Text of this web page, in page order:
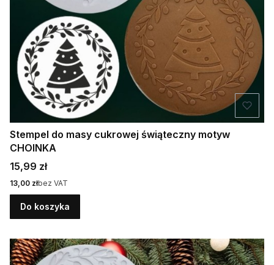
Stempel do masy cukrowej świąteczny motyw
CHOINKA
Cena
15,99 zł
Cena
13,00 złbez VAT
Do koszyka